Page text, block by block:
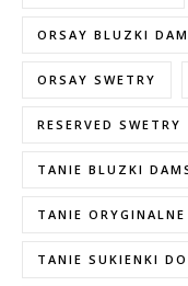
ORSAY BLUZKI
ORSAY SWETRY
RESERVED SWETRY
TANIE BLUZKI
TANIE
TANIE SUKIENKI